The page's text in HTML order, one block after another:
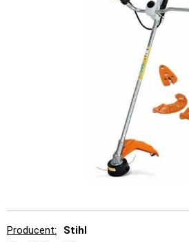
Producent
Stihl